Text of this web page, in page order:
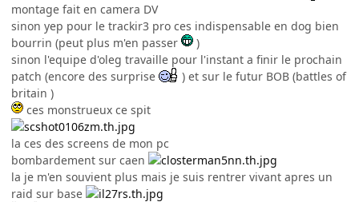
montage fait en camera DV
sinon yep pour le trackir3 pro ces indispensable en dog bien
bourrin (peut plus m'en passer
)
sinon l'equipe d'oleg travaille pour l'instant a finir le prochain
patch (encore des surprise
) et sur le futur BOB (battles of
britain )
ces monstrueux ce spit
la ces des screens de mon pc
bombardement sur caen
la je m'en souvient plus mais je suis rentrer vivant apres un
raid sur base